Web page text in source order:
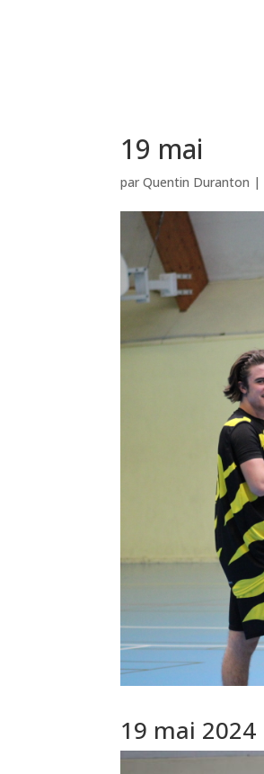
19 mai
parQuentin Duranton |
19 mai 2024